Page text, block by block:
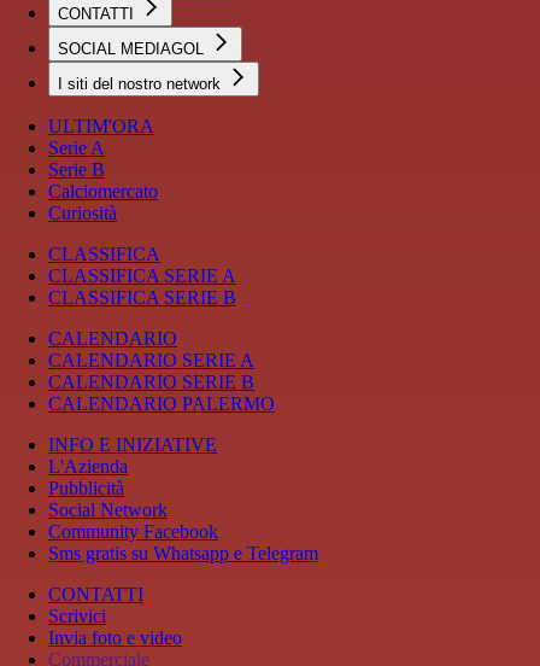
CONTATTI
SOCIAL MEDIAGOL
I siti del nostro network
ULTIM'ORA
Serie A
Serie B
Calciomercato
Curiosità
CLASSIFICA
CLASSIFICA SERIE A
CLASSIFICA SERIE B
CALENDARIO
CALENDARIO SERIE A
CALENDARIO SERIE B
CALENDARIO PALERMO
INFO E INIZIATIVE
L'Azienda
Pubblicità
Social Network
Community Facebook
Sms gratis su Whatsapp e Telegram
CONTATTI
Scrivici
Invia foto e video
Commerciale